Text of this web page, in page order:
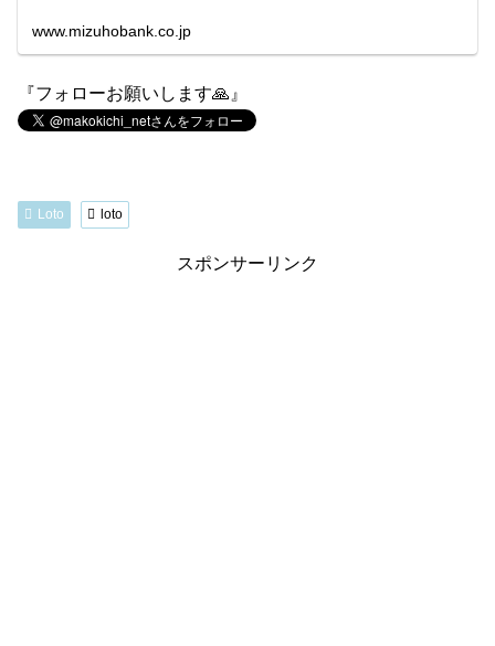
www.mizuhobank.co.jp
『フォローお願いします🙏』
Loto loto
スポンサーリンク